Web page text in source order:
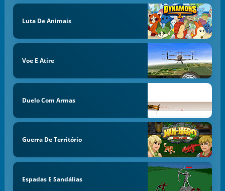
Luta De Animais
Voe E Atire
Duelo Com Armas
Guerra De Território
Espadas E Sandálias